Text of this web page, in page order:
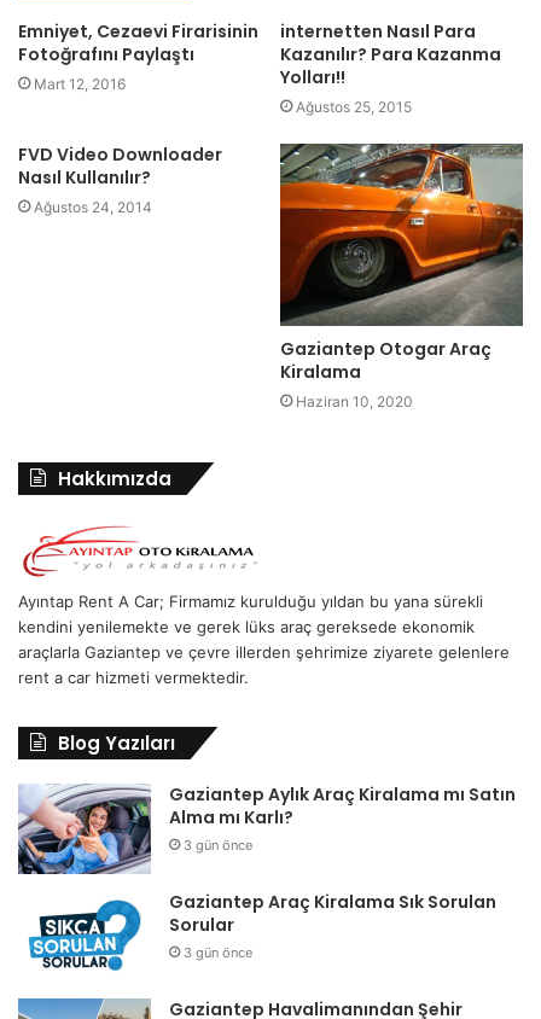
Emniyet, Cezaevi Firarisinin
Fotoğrafını Paylaştı
Mart 12, 2016
internetten Nasıl Para
Kazanılır? Para Kazanma
Yolları!!
Ağustos 25, 2015
FVD Video Downloader
Nasıl Kullanılır?
Ağustos 24, 2014
Gaziantep Otogar Araç
Kiralama
Haziran 10, 2020
Hakkımızda
Ayıntap Rent A Car; Firmamız kurulduğu yıldan bu yana sürekli
kendini yenilemekte ve gerek lüks araç gereksede ekonomik
araçlarla Gaziantep ve çevre illerden şehrimize ziyarete gelenlere
rent a car hizmeti vermektedir.
Blog Yazıları
Gaziantep Aylık Araç Kiralama mı Satın
Alma mı Karlı?
3 gün önce
Gaziantep Araç Kiralama Sık Sorulan
Sorular
3 gün önce
Gaziantep Havalimanından Şehir